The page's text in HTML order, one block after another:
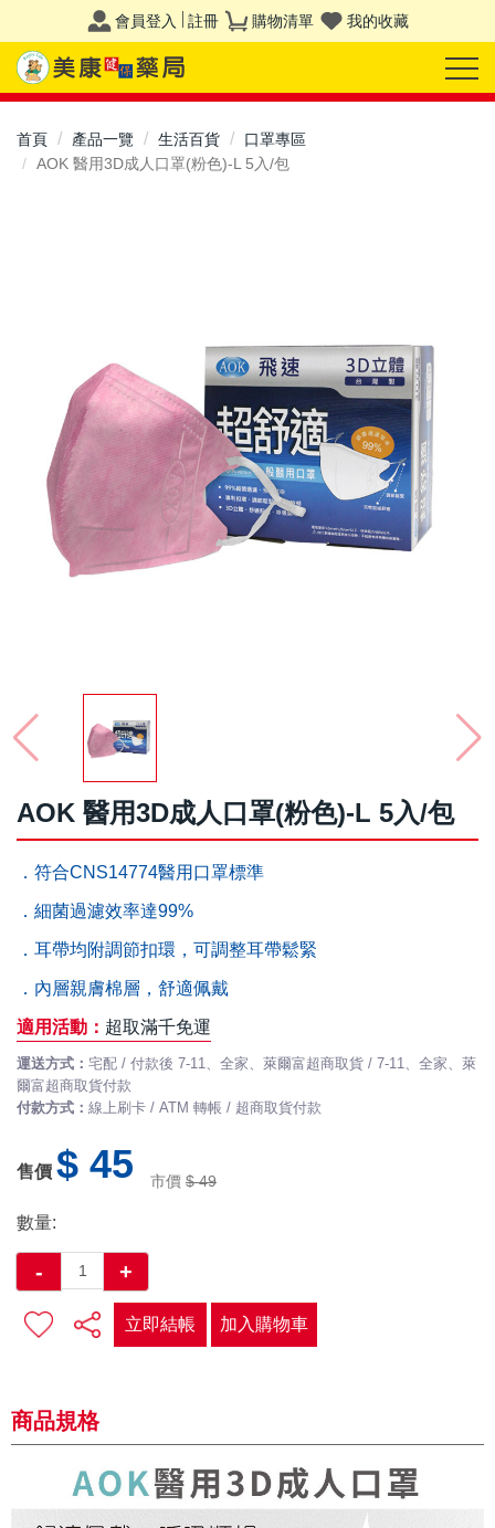
會員登入 註冊 購物清單 我的收藏
首頁 產品一覽 生活百貨
口罩專區
AOK 醫用3D成人口罩(粉色)-L 5入/包
AOK 醫用3D成人口罩(粉色)-L 5入/包
．符合CNS14774醫用口罩標準
．細菌過濾效率達99%
．耳帶均附調節扣環，可調整耳帶鬆緊
．內層親膚棉層，舒適佩戴
適用活動： 超取滿千免運
運送方式： 宅配 / 付款後 7-11、全家、萊爾富超商取貨 / 7-11、全家、萊
爾富超商取貨付款
付款方式： 線上刷卡 / ATM 轉帳 / 超商取貨付款
售價 $ 45 市價 $ 49
數量:
- +
立即結帳 加入購物車
商品規格